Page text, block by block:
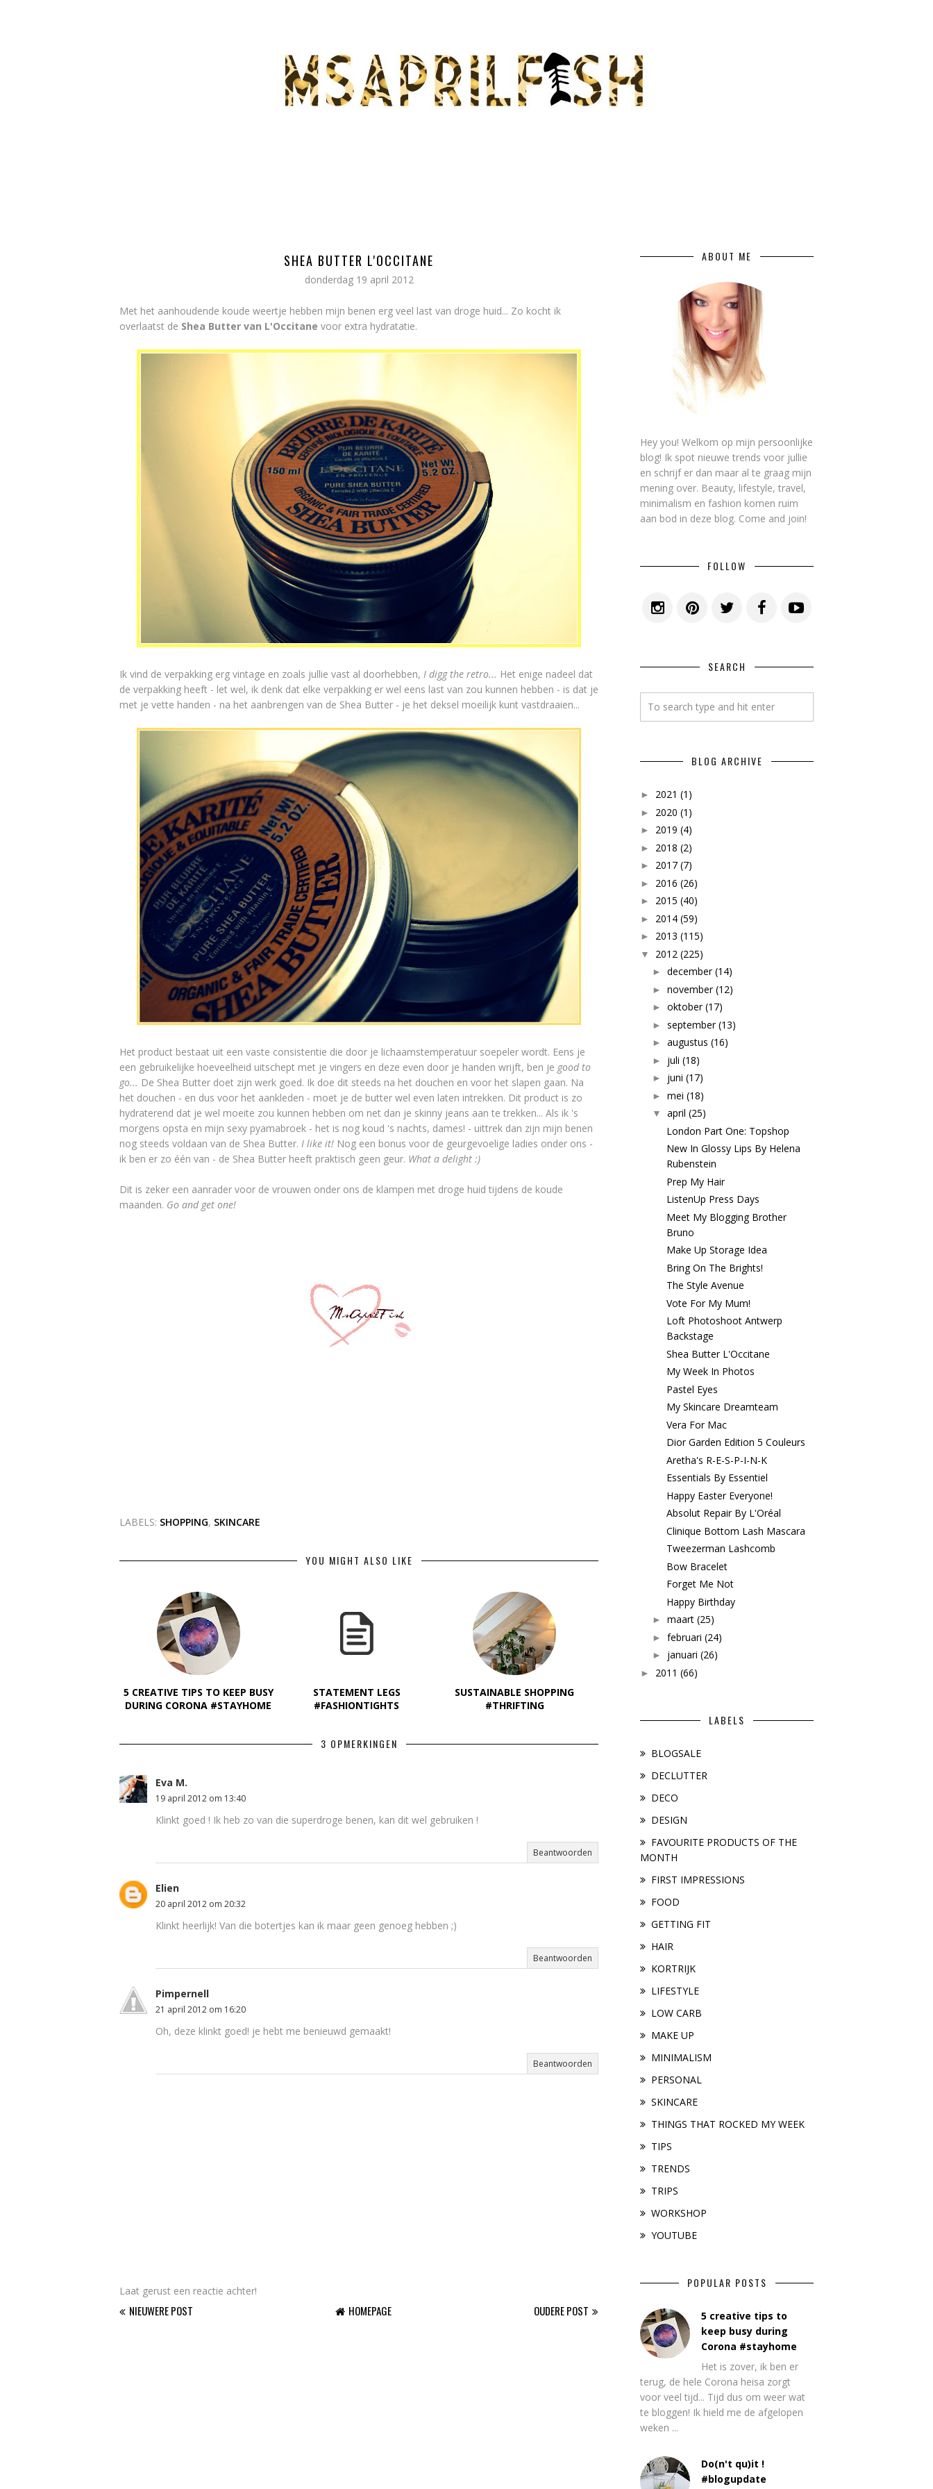
SHEA BUTTER L'OCCITANE
donderdag 19 april 2012
Met het aanhoudende koude weertje hebben mijn benen erg veel last van droge huid... Zo kocht ik
overlaatst de Shea Butter van L'Occitane voor extra hydratatie.
Ik vind de verpakking erg vintage en zoals jullie vast al doorhebben, I digg the retro... Het enige nadeel dat
de verpakking heeft - let wel, ik denk dat elke verpakking er wel eens last van zou kunnen hebben - is dat je
met je vette handen - na het aanbrengen van de Shea Butter - je het deksel moeilijk kunt vastdraaien...
Het product bestaat uit een vaste consistentie die door je lichaamstemperatuur soepeler wordt. Eens je
een gebruikelijke hoeveelheid uitschept met je vingers en deze even door je handen wrijft, ben je good to
go... De Shea Butter doet zijn werk goed. Ik doe dit steeds na het douchen en voor het slapen gaan. Na
het douchen - en dus voor het aankleden - moet je de butter wel even laten intrekken. Dit product is zo
hydraterend dat je wel moeite zou kunnen hebben om net dan je skinny jeans aan te trekken... Als ik 's
morgens opsta en mijn sexy pyamabroek - het is nog koud 's nachts, dames! - uittrek dan zijn mijn benen
nog steeds voldaan van de Shea Butter. I like it! Nog een bonus voor de geurgevoelige ladies onder ons -
ik ben er zo één van - de Shea Butter heeft praktisch geen geur. What a delight :)
Dit is zeker een aanrader voor de vrouwen onder ons de klampen met droge huid tijdens de koude
maanden. Go and get one!
LABELS: SHOPPING, SKINCARE
YOU MIGHT ALSO LIKE
5 CREATIVE TIPS TO KEEP BUSY
DURING CORONA #STAYHOME
STATEMENT LEGS
#FASHIONTIGHTS
SUSTAINABLE SHOPPING
#THRIFTING
3 OPMERKINGEN
Eva M.
19 april 2012 om 13:40
Klinkt goed ! Ik heb zo van die superdroge benen, kan dit wel gebruiken !
Beantwoorden
Elien
20 april 2012 om 20:32
Klinkt heerlijk! Van die botertjes kan ik maar geen genoeg hebben ;)
Beantwoorden
Pimpernell
21 april 2012 om 16:20
Oh, deze klinkt goed! je hebt me benieuwd gemaakt!
Beantwoorden
Laat gerust een reactie achter!
NIEUWERE POST OUDERE POST
HOMEPAGE
ABOUT ME
Hey you! Welkom op mijn persoonlijke
blog! Ik spot nieuwe trends voor jullie
en schrijf er dan maar al te graag mijn
mening over. Beauty, lifestyle, travel,
minimalism en fashion komen ruim
aan bod in deze blog. Come and join!
FOLLOW
SEARCH
BLOG ARCHIVE
► 2021 (1)
► 2020 (1)
► 2019 (4)
► 2018 (2)
► 2017 (7)
► 2016 (26)
► 2015 (40)
► 2014 (59)
► 2013 (115)
▼ 2012 (225)
► december (14)
► november (12)
► oktober (17)
► september (13)
► augustus (16)
► juli (18)
► juni (17)
► mei (18)
▼ april (25)
London Part One: Topshop
New In Glossy Lips By Helena
Rubenstein
Prep My Hair
ListenUp Press Days
Meet My Blogging Brother
Bruno
Make Up Storage Idea
Bring On The Brights!
The Style Avenue
Vote For My Mum!
Loft Photoshoot Antwerp
Backstage
Shea Butter L'Occitane
My Week In Photos
Pastel Eyes
My Skincare Dreamteam
Vera For Mac
Dior Garden Edition 5 Couleurs
Aretha's R-E-S-P-I-N-K
Essentials By Essentiel
Happy Easter Everyone!
Absolut Repair By L'Oréal
Clinique Bottom Lash Mascara
Tweezerman Lashcomb
Bow Bracelet
Forget Me Not
Happy Birthday
► maart (25)
► februari (24)
► januari (26)
► 2011 (66)
LABELS
BLOGSALE
DECLUTTER
DECO
DESIGN
FAVOURITE PRODUCTS OF THE
MONTH
FIRST IMPRESSIONS
FOOD
GETTING FIT
HAIR
KORTRIJK
LIFESTYLE
LOW CARB
MAKE UP
MINIMALISM
PERSONAL
SKINCARE
THINGS THAT ROCKED MY WEEK
TIPS
TRENDS
TRIPS
WORKSHOP
YOUTUBE
POPULAR POSTS
5 creative tips to
keep busy during
Corona #stayhome
Het is zover, ik ben er
terug, de hele Corona heisa zorgt
voor veel tijd... Tijd dus om weer wat
te bloggen! Ik hield me de afgelopen
weken ...
Do(n't qu)it !
#blogupdate